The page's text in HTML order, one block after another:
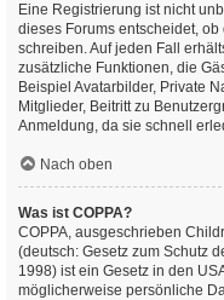
Eine Registrierung ist nicht
dieses Forums entscheidet,
schreiben. Auf jeden Fall
zusätzliche Funktionen, die
Beispiel Avatarbilder, Private
Mitglieder, Beitritt zu
Anmeldung, da sie schnell
Nach oben
Was ist COPPA?
COPPA, ausgeschrieben
(deutsch: Gesetz zum Schutz
1998) ist ein Gesetz in den
möglicherweise persönliche